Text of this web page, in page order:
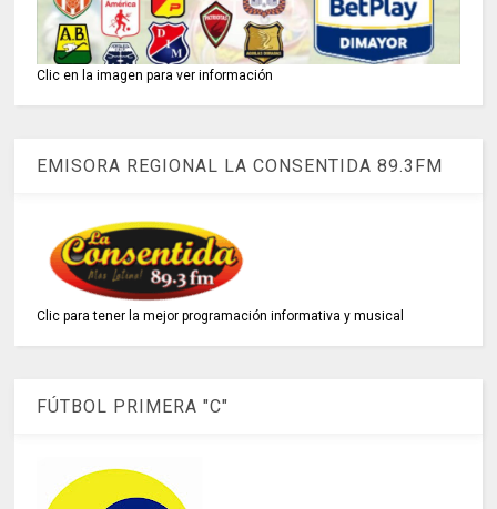
Clic en la imagen para ver información
EMISORA REGIONAL LA CONSENTIDA 89.3FM
Clic para tener la mejor programación informativa y musical
FÚTBOL PRIMERA "C"